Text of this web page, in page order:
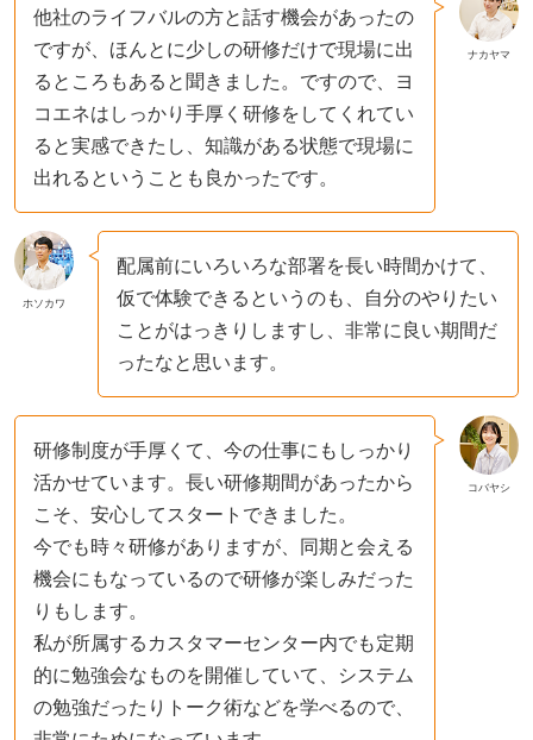
ナカヤマ
他社のライフバルの方と話す機会があったの
ですが、ほんとに少しの研修だけで現場に出
るところもあると聞きました。ですので、ヨ
コエネはしっかり手厚く研修をしてくれてい
ると実感できたし、知識がある状態で現場に
出れるということも良かったです。
ホソカワ
配属前にいろいろな部署を長い時間かけて、
仮で体験できるというのも、自分のやりたい
ことがはっきりしますし、非常に良い期間だ
ったなと思います。
コバヤシ
研修制度が手厚くて、今の仕事にもしっかり
活かせています。長い研修期間があったから
こそ、安心してスタートできました。
今でも時々研修がありますが、同期と会える
機会にもなっているので研修が楽しみだった
りもします。
私が所属するカスタマーセンター内でも定期
的に勉強会なものを開催していて、システム
の勉強だったりトーク術などを学べるので、